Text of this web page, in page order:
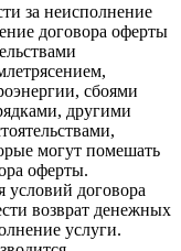
за неисполнение
договора оферты
сбоями
другими
могут помешать
оферты.
условий договора
возврат денежных
услуги.